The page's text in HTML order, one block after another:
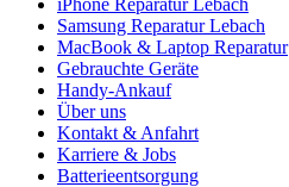
Samsung Reparatur Lebach
MacBook & Laptop Reparatur
Gebrauchte Geräte
Handy-Ankauf
Über uns
Kontakt & Anfahrt
Karriere & Jobs
Batterieentsorgung